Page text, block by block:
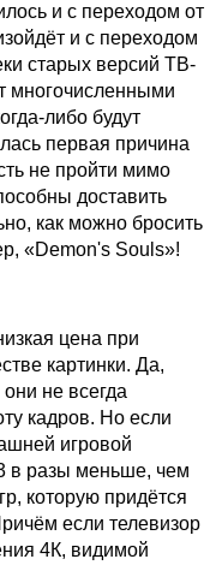
и с переходом от
и с переходом
старых версий ТВ-
многочисленными
либо будут
первая причина
не пройти мимо
доставить
как можно бросить
«Demon's Souls»!
цена при
картинки. Да,
не всегда
кадров. Но если
игровой
в разы меньше, чем
которую придётся
если телевизор
4К, видимой